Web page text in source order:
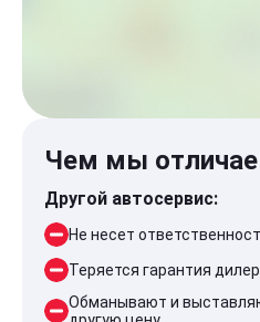
Чем мы
Другой автосервис:
Не несет
Теряется гарантия
Обманывают и